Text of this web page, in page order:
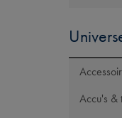
Accu's &